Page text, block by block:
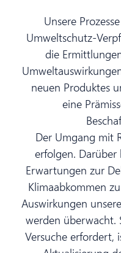
Unsere
Umweltschutz-
die
neuen Produktes
eine
Der Umgang mit
erfolgen.
Erwartungen zur
Klimaabkommen
Auswirkungen
werden überwacht.
Versuche erfordert,